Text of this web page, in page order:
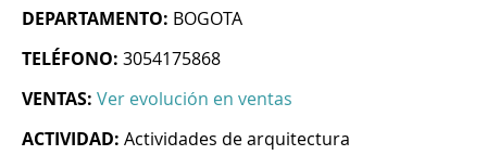
DEPARTAMENTO: BOGOTA
TELÉFONO: 3054175868
VENTAS: Ver evolución en ventas
ACTIVIDAD: Actividades de arquitectura